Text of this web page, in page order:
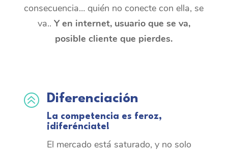
consecuencia… quién no conecte con ella, se
va.. Y en internet, usuario que se va,
posible cliente que pierdes.
> Diferenciación
La competencia es feroz,
¡diferénciate!
El mercado está saturado, y no solo